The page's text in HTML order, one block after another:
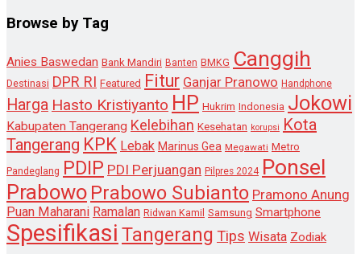
Browse by Tag
Anies Baswedan Bank Mandiri Banten BMKG Canggih
Destinasi DPR RI Featured Fitur Ganjar Pranowo Handphone
Harga Hasto Kristiyanto HP Hukrim Indonesia Jokowi
Kabupaten Tangerang Kelebihan Kesehatan korupsi Kota
Tangerang KPK Lebak Marinus Gea Megawati Metro
Pandeglang PDIP PDI Perjuangan Pilpres 2024 Ponsel
Prabowo Prabowo Subianto Pramono Anung
Puan Maharani Ramalan Ridwan Kamil Samsung Smartphone
Spesifikasi Tangerang Tips Wisata Zodiak